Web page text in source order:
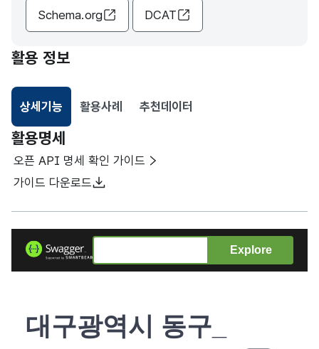
Schema.org DCAT
활용 정보
상세기능
선택됨
활용사례 추천데이터
활용명세
오픈 API 명세 확인 가이드
가이드 다운로드
Explore
대구광역시 동구_